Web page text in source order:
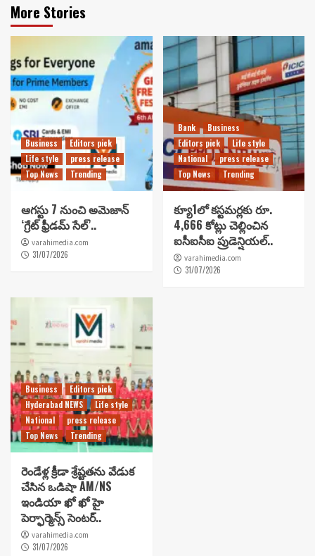
More Stories
Business
Editors pick
Life style
press release
Top News
Trending
ఆగస్టు 7 నుంచి అమెజాన్
‘గ్రేట్ ఫ్రీడమ్ సేల్’..
varahimedia.com
31/07/2026
Bank
Business
Editors pick
Life style
National
press release
Top News
Trending
క్యూ1లో కస్టమర్లకు రూ.
4,666 కోట్లు చెల్లించిన
ఐసీఐసీఐ ప్రుడెన్షియల్..
varahimedia.com
31/07/2026
Business
Editors pick
Hyderabad NEWS
Life style
National
press release
Top News
Trending
రెండేళ్ల క్రీడా శ్రేష్టతను వేడుక
చేసిన ఒడిషా AM/NS
ఇండియా ఖో ఖో హై
పెర్ఫార్మెన్స్ సెంటర్..
varahimedia.com
31/07/2026